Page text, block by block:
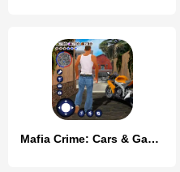
Mafia Crime: Cars & Gang Wars